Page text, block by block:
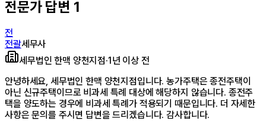
전문가 답변 1
전
전괄세무사
세무법인 한맥 양천지점·1년 이상 전
안녕하세요, 세무법인 한맥 양천지점입니다. 농가주택은 종전주택이
아닌 신규주택이므로 비과세 특례 대상에 해당하지 않습니다. 종전주
택을 양도하는 경우에 비과세 특례가 적용되기 때문입니다. 더 자세한
사항은 문의를 주시면 답변을 드리겠습니다. 감사합니다.